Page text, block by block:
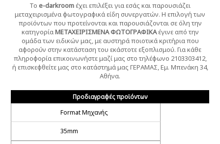
Το e-darkroom έχει επιλέξει για εσάς και παρουσιάζει
μεταχειρισμένα φωτογραφικά είδη συνεργατών. Η επιλογή των
προϊόντων που προτείνονται και παρουσιάζονται σε όλη την
κατηγορίαΜΕΤΑΧΕΙΡΙΣΜΕΝΑ ΦΩΤΟΓΡΑΦΙΚΑέγινε από την
ομάδα των ειδικών μας, με αυστηρά ποιοτικά κριτήρια που
αφορούν στην κατάσταση του εκάστοτε εξοπλισμού. Για κάθε
πληροφορία επικοινωνήστε μαζί μας στο τηλέφωνο 2103303412,
ή επισκεφθείτε μας στο κατάστημά μας ΓΕΡΑΜΑΣ, Εμ. Μπενάκη 34,
Αθήνα.
Προδιαγραφές προϊόντων
Format Μηχανής
35mm